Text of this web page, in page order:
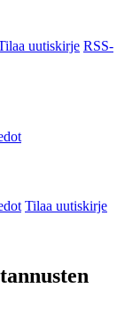
uutiskirje RSS-
Tilaa uutiskirje